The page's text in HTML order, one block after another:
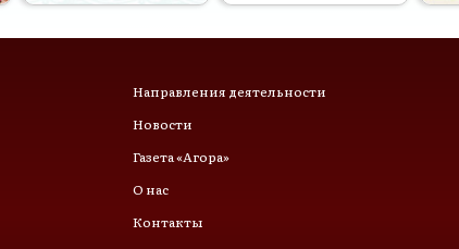
Направления деятельности
Новости
Газета «Агора»
О нас
Контакты